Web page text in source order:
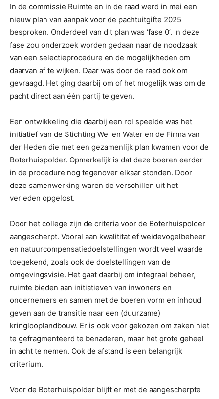
In de commissie Ruimte en in de raad werd in mei een
nieuw plan van aanpak voor de pachtuitgifte 2025
besproken. Onderdeel van dit plan was ‘fase 0’. In deze
fase zou onderzoek worden gedaan naar de noodzaak
van een selectieprocedure en de mogelijkheden om
daarvan af te wijken. Daar was door de raad ook om
gevraagd. Het ging daarbij om of het mogelijk was om de
pacht direct aan één partij te geven.
Een ontwikkeling die daarbij een rol speelde was het
initiatief van de Stichting Wei en Water en de Firma van
der Heden die met een gezamenlijk plan kwamen voor de
Boterhuispolder. Opmerkelijk is dat deze boeren eerder
in de procedure nog tegenover elkaar stonden. Door
deze samenwerking waren de verschillen uit het
verleden opgelost.
Door het college zijn de criteria voor de Boterhuispolder
aangescherpt. Vooral aan kwalititatief weidevogelbeheer
en natuurcompensatiedoelstellingen wordt veel waarde
toegekend, zoals ook de doelstellingen van de
omgevingsvisie. Het gaat daarbij om integraal beheer,
ruimte bieden aan initiatieven van inwoners en
ondernemers en samen met de boeren vorm en inhoud
geven aan de transitie naar een (duurzame)
kringlooplandbouw. Er is ook voor gekozen om zaken niet
te gefragmenteerd te benaderen, maar het grote geheel
in acht te nemen. Ook de afstand is een belangrijk
criterium.
Voor de Boterhuispolder blijft er met de aangescherpte